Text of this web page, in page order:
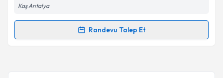
Kişisel verilerimin işlenmesine ilişkin
Metni'ni okudum ve kişisel verilerimin belirtilen
kapsamda işlenmesini kabul ediyorum.
Kaş Antalya
Randevu Talep Et
Randevu Takvimi Talebi